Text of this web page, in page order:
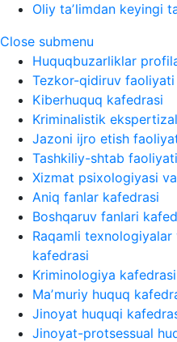
Oliy taʼlimdan keyingi
Close submenu
Huquqbuzarliklar
Tezkor-qidiruv
Kiberhuquq kafedrasi
Kriminalistik
Jazoni ijro etish
Tashkiliy-shtab
Xizmat psixologiyasi
Aniq fanlar kafedrasi
Boshqaruv fanlari
Raqamli
kafedrasi
Kriminologiya kafedrasi
Maʼmuriy huquq
Jinoyat huquqi
Jinoyat-protsessual